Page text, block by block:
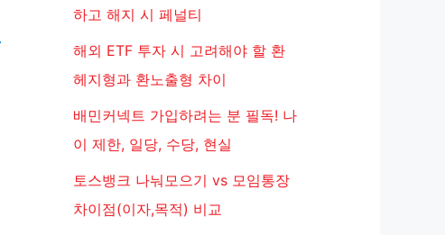
하고 해지 시 페널티
해외 ETF 투자 시 고려해야 할 환
헤지형과 환노출형 차이
배민커넥트 가입하려는 분 필독! 나
이 제한, 일당, 수당, 현실
토스뱅크 나눠모으기 vs 모임통장
차이점(이자,목적) 비교